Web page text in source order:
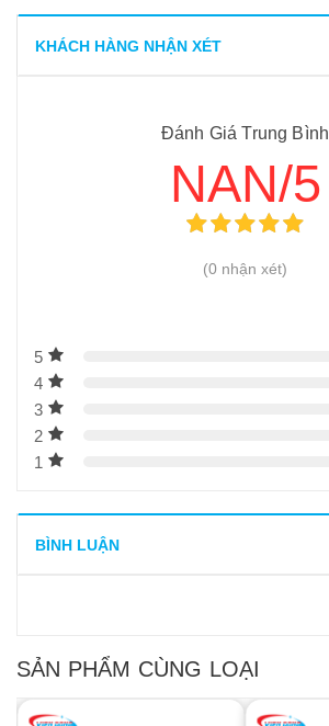
KHÁCH HÀNG NHẬN XÉT
Đánh Giá Trung Bình
NAN/5
(0 nhận xét)
5
4
3
2
1
BÌNH LUẬN
SẢN PHẨM CÙNG LOẠI